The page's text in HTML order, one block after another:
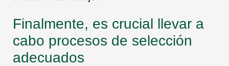
Finalmente, es crucial llevar a
cabo procesos de selección
adecuados